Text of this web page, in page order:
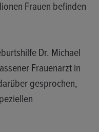
Frauen befinden
Dr. Michael
Frauenarzt in
gesprochen,